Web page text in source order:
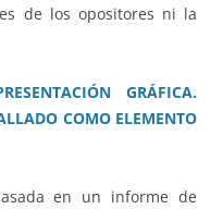
de los opositores ni la
GRÁFICA.
COMO ELEMENTO
en un informe de